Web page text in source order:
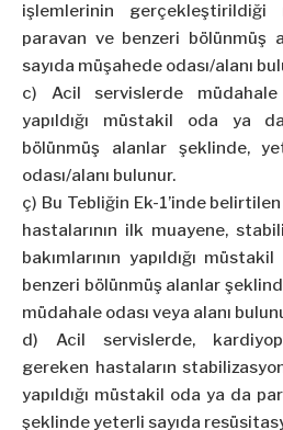
işlemlerinin
paravan ve benzeri bölünmüş
sayıda müşahede odası/alanı
c) Acil servislerde
yapıldığı müstakil oda ya
bölünmüş alanlar şeklinde,
odası/alanı bulunur.
ç) Bu Tebliğin Ek-1’inde
hastalarının ilk muayene,
bakımlarının yapıldığı
benzeri bölünmüş alanlar
müdahale odası veya alanı
d) Acil servislerde,
gereken hastaların
yapıldığı müstakil oda ya da
şeklinde yeterli sayıda